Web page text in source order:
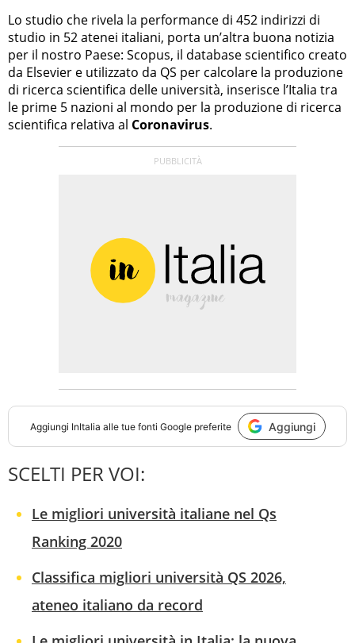
Lo studio che rivela la performance di 452 indirizzi di
studio in 52 atenei italiani, porta un’altra buona notizia
per il nostro Paese: Scopus, il database scientifico creato
da Elsevier e utilizzato da QS per calcolare la produzione
di ricerca scientifica delle università, inserisce l’Italia tra
le prime 5 nazioni al mondo per la produzione di ricerca
scientifica relativa al Coronavirus.
Aggiungi InItalia alle tue fonti Google preferite Aggiungi
SCELTI PER VOI:
Le migliori università italiane nel Qs
Ranking 2020
Classifica migliori università QS 2026,
ateneo italiano da record